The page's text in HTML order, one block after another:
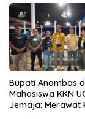
Bupati Anambas
Mahasiswa KKN
Jemaja: Merawat